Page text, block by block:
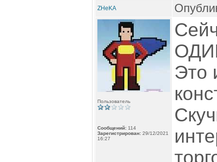
ZHeKA
Пользователь
Сообщений: 114
Зарегистрирован: 29/12/2021
16:27
Это